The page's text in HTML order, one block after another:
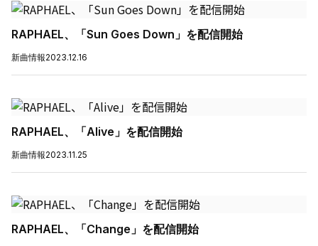
RAPHAEL、「Sun Goes Down」を配信開始
新曲情報2023.12.16
RAPHAEL、「Alive」を配信開始
新曲情報2023.11.25
RAPHAEL、「Change」を配信開始